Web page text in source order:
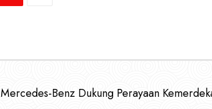
Mercedes-Benz Dukung Perayaan